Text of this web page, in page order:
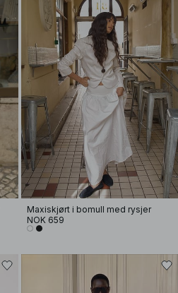
Maxiskjørt i bomull med rysjer
NOK 659